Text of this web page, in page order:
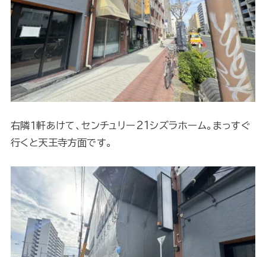
右隣１軒あけて、センチュリー21シズラホーム。まっすぐ
行くと天王寺方面です。